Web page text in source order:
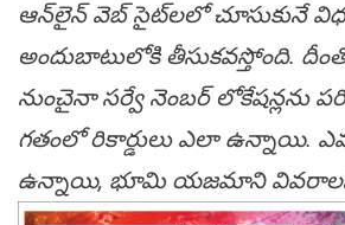
ఆన్‌లైన్ వెబ్ సైట్‌ల‌లో చూసుకునే
అందుబాటులోకి తీసుక‌వ‌స్తోంది.
నుంచైనా స‌ర్వే నెంబ‌ర్ లోకేష‌న్ల‌ను
గ‌తంలో రికార్డులు ఎలా ఉన్నాయి.
ఉన్నాయి, భూమి య‌జ‌మాని వివ‌రాల‌ను